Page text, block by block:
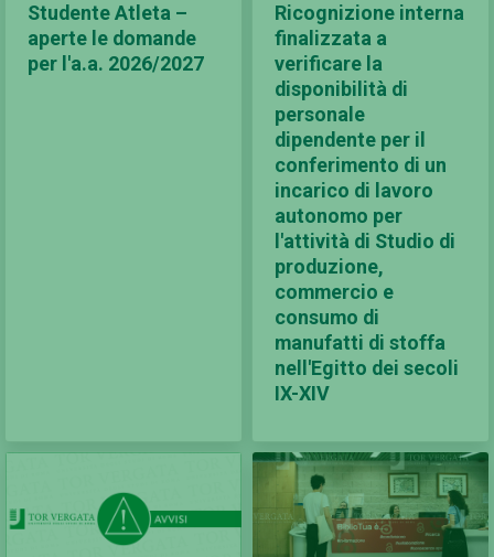
Studente Atleta –
aperte le domande
per l'a.a. 2026/2027
Ricognizione interna
finalizzata a
verificare la
disponibilità di
personale
dipendente per il
conferimento di un
incarico di lavoro
autonomo per
l'attività di Studio di
produzione,
commercio e
consumo di
manufatti di stoffa
nell'Egitto dei secoli
IX-XIV